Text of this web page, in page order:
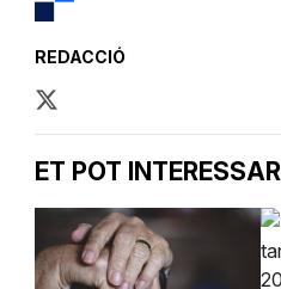
REDACCIÓ
ET POT INTERESSAR